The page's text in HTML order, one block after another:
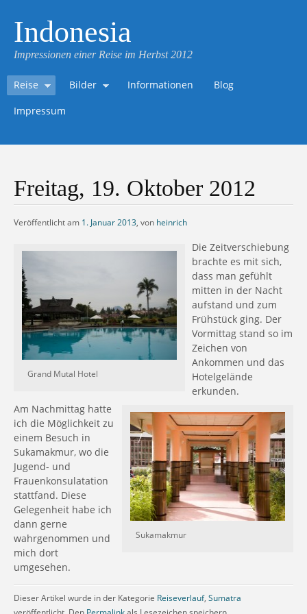
Indonesia
Impressionen einer Reise im Herbst 2012
Reise Bilder Informationen
Blog
Impressum
Freitag, 19. Oktober 2012
Veröffentlicht am 1. Januar 2013, von heinrich
Grand Mutal Hotel
Sukamakmur
Die Zeitverschiebung
brachte es mit sich,
dass man gefühlt
mitten in der Nacht
aufstand und zum
Frühstück ging. Der
Vormittag stand so im
Zeichen von
Ankommen und das
Hotelgelände
erkunden.
Am Nachmittag hatte
ich die Möglichkeit zu
einem Besuch in
Sukamakmur, wo die
Jugend- und
Frauenkonsulatation
stattfand. Diese
Gelegenheit habe ich
dann gerne
wahrgenommen und
mich dort
umgesehen.
Dieser Artikel wurde in der Kategorie Reiseverlauf, Sumatra